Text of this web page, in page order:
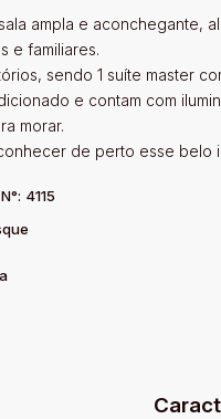
ampla e
e familiares.
sendo 1 suíte master
e contam com
morar.
de perto esse belo
N°: 4115